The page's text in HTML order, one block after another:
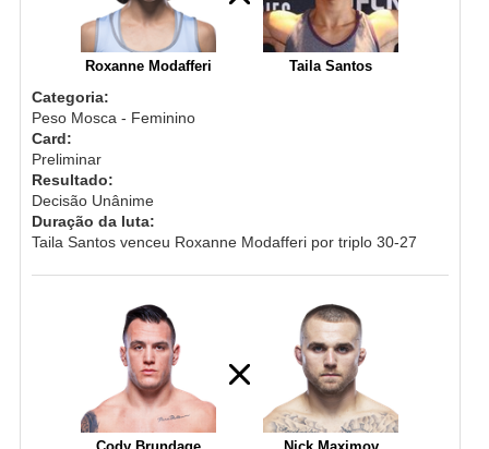
Roxanne Modafferi Taila Santos
Categoria:
Peso Mosca - Feminino
Card:
Preliminar
Resultado:
Decisão Unânime
Duração da luta:
Taila Santos venceu Roxanne Modafferi por triplo 30-27